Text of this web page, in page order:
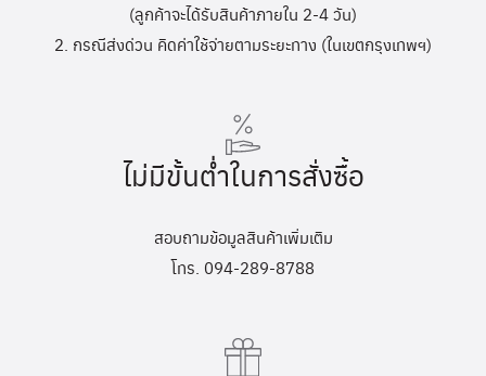
(ลูกค้าจะได้รับสินค้าภายใน 2-4 วัน)
2. กรณีส่งด่วน คิดค่าใช้จ่ายตามระยะทาง (ในเขตกรุงเทพฯ)
ไม่มีขั้นต่ำในการสั่งซื้อ
สอบถามข้อมูลสินค้าเพิ่มเติม
โทร. 094-289-8788